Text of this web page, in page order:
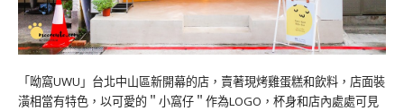
「呦窩UWU」台北中山區新開幕的店，賣著現烤雞蛋糕和飲料，店面裝
潢相當有特色，以可愛的＂小窩仔＂作為LOGO，杯身和店內處處可見